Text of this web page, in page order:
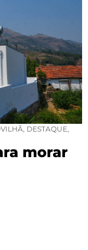
, DESTAQUE,
morar